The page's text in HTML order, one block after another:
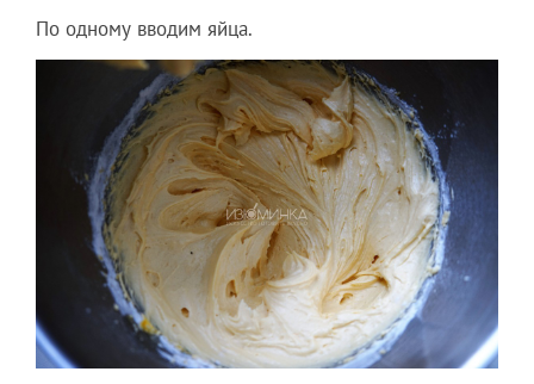
По одному вводим яйца.